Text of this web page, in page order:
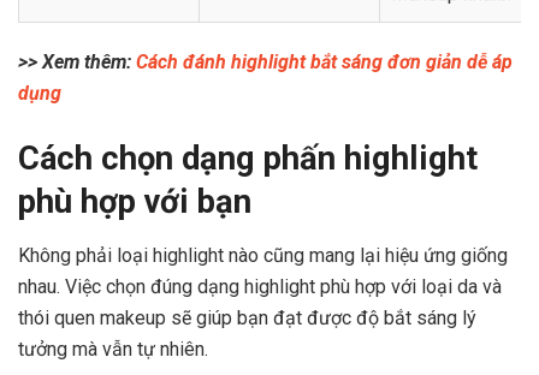
>> Xem thêm: Cách đánh highlight bắt sáng đơn giản dễ áp
dụng
Cách chọn dạng phấn highlight
phù hợp với bạn
Không phải loại highlight nào cũng mang lại hiệu ứng giống
nhau. Việc chọn đúng dạng highlight phù hợp với loại da và
thói quen makeup sẽ giúp bạn đạt được độ bắt sáng lý
tưởng mà vẫn tự nhiên.